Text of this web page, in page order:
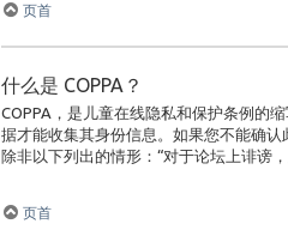
页首
什么是 COPPA？
COPPA，是儿童在线隐私和保护条例的
据才能收集其身份信息。如果您不能确
除非以下列出的情形：“对于论坛上诽谤
页首